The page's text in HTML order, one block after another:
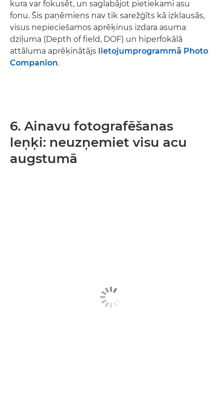
kura var fokusēt, un saglabājot pietiekami asu
fonu. Šis paņēmiens nav tik sarežģīts kā izklausās,
visus nepieciešamos aprēķinus izdara asuma
dziļuma (Depth of field, DOF) un hiperfokālā
attāluma aprēķinātājs lietojumprogrammā Photo
Companion.
6. Ainavu fotografēšanas
leņķi: neuzņemiet visu acu
augstumā